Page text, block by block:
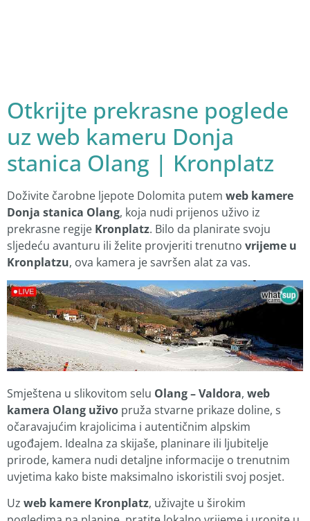
Otkrijte prekrasne poglede
uz web kameru Donja
stanica Olang | Kronplatz
Doživite čarobne ljepote Dolomita putem web kamere
Donja stanica Olang, koja nudi prijenos uživo iz
prekrasne regije Kronplatz. Bilo da planirate svoju
sljedeću avanturu ili želite provjeriti trenutno vrijeme u
Kronplatzu, ova kamera je savršen alat za vas.
Smještena u slikovitom selu Olang – Valdora, web
kamera Olang uživo pruža stvarne prikaze doline, s
očaravajućim krajolicima i autentičnim alpskim
ugođajem. Idealna za skijaše, planinare ili ljubitelje
prirode, kamera nudi detaljne informacije o trenutnim
uvjetima kako biste maksimalno iskoristili svoj posjet.
Uz web kamere Kronplatz, uživajte u širokim